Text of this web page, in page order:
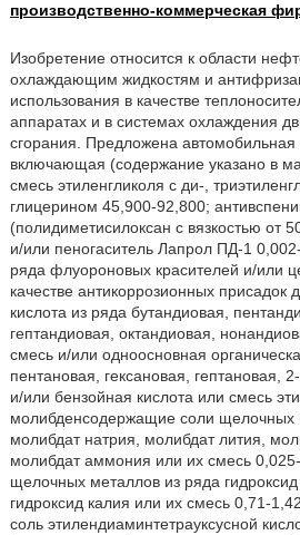
производственно-коммерческая
Изобретение относится к области
охлаждающим жидкостям и
использования в качестве
аппаратах и в системах охлаждения
сгорания. Предложена
включающая (содержание указано в
смесь этиленгликоля с ди-,
глицерином 45,900-92,800;
(полидиметисилоксан с вязкостью от
и/или пеногаситель Лапрол ПД-1
ряда флуороновых красителей и/или
качестве антикоррозионных присадок
кислота из ряда бутандиовая,
гептандиовая, октандиовая,
смесь и/или одноосновная
пентановая, гексановая, гептановая,
и/или бензойная кислота или смесь
молибденсодержащие соли щелочных
молибдат натрия, молибдат лития,
молибдат аммония или их смесь
щелочных металлов из ряда гидроксид
гидроксид калия или их смесь 0,71-
соль этилендиаминтетрауксусной